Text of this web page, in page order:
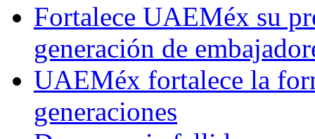
Fortalece UAEMéx su
generación de
UAEMéx fortalece la
generaciones